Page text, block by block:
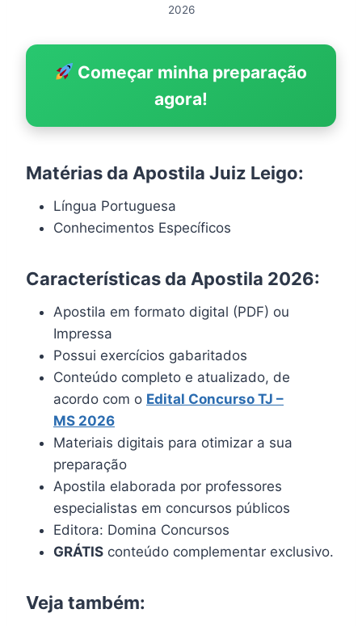
2026
Começar minha preparação
agora!
Matérias da Apostila Juiz Leigo:
Língua Portuguesa
Conhecimentos Específicos
Características da Apostila 2026:
Apostila em formato digital (PDF) ou
Impressa
Possui exercícios gabaritados
Conteúdo completo e atualizado, de
acordo com o Edital Concurso TJ –
MS 2026
Materiais digitais para otimizar a sua
preparação
Apostila elaborada por professores
especialistas em concursos públicos
Editora: Domina Concursos
GRÁTIS conteúdo complementar exclusivo.
Veja também: